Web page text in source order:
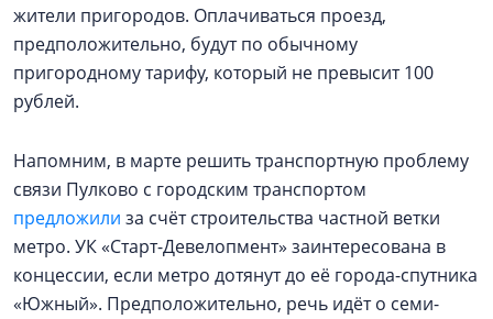
жители пригородов. Оплачиваться проезд,
предположительно, будут по обычному
пригородному тарифу, который не превысит 100
рублей.
Напомним, в марте решить транспортную проблему
связи Пулково с городским транспортом
предложили за счёт строительства частной ветки
метро. УК «Старт-Девелопмент» заинтересована в
концессии, если метро дотянут до её города-спутника
«Южный». Предположительно, речь идёт о семи-